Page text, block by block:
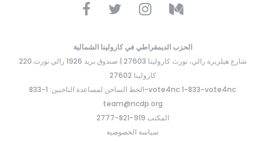
الحزب الديمقراطي في كارولينا الشمالية
220 شارع هيلزبره رالي، نورث كارولينا 27603 | صندوق بريد 1926 رالي نورث
كارولينا 27602
الخط الساخن لمساعدة الناخبين: 1-833-vote4nc 1-833-vote4nc
team@ncdp.org
المكتب 919-821-2777
سياسة الخصوصية